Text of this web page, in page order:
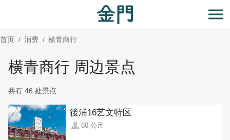
主
要
开
首页 消费 横青商行
横青商行 周边景点
共有 46 处景点
後浦16艺文特区
60 公尺